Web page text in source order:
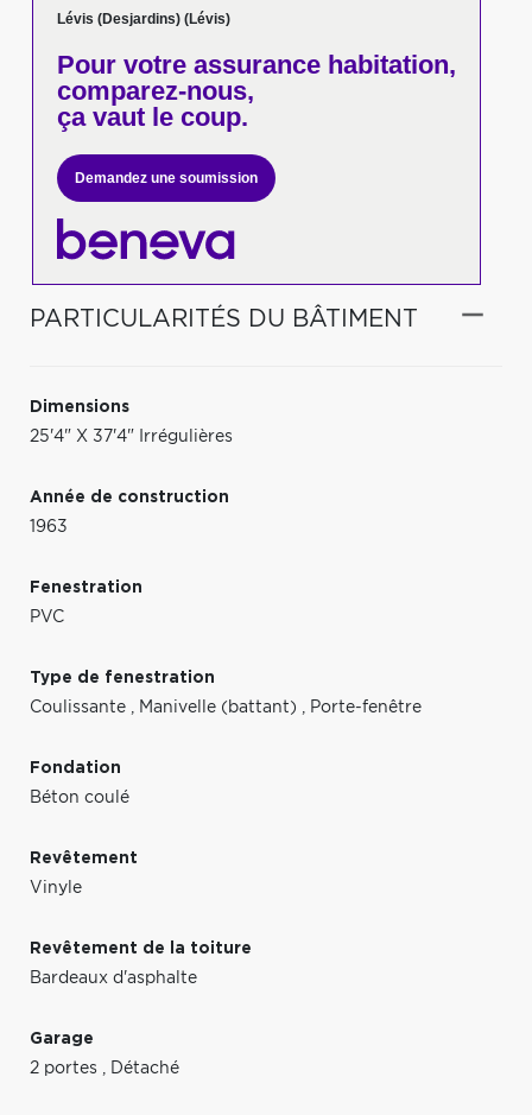
Lévis (Desjardins) (Lévis)
Pour votreassurance habitation,
comparez-nous,
ça vaut le coup.
Demandez une soumission
PARTICULARITÉS DU BÂTIMENT
Dimensions
25'4" X 37'4" Irrégulières
Année de construction
1963
Fenestration
PVC
Type de fenestration
Coulissante , Manivelle (battant) , Porte-fenêtre
Fondation
Béton coulé
Revêtement
Vinyle
Revêtement de la toiture
Bardeaux d'asphalte
Garage
2 portes , Détaché